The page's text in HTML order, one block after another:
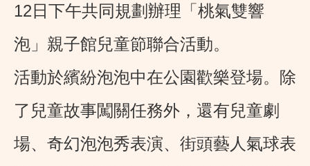
12日下午共同規劃辦理「桃氣雙響
泡」親子館兒童節聯合活動。
活動於繽紛泡泡中在公園歡樂登場。除
了兒童故事闖關任務外，還有兒童劇
場、奇幻泡泡秀表演、街頭藝人氣球表